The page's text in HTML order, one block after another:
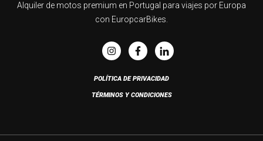
Alquiler de motos premium en Portugal para viajes por Europa
con EuropcarBikes.
POLÍTICA DE PRIVACIDAD
TÉRMINOS Y CONDICIONES